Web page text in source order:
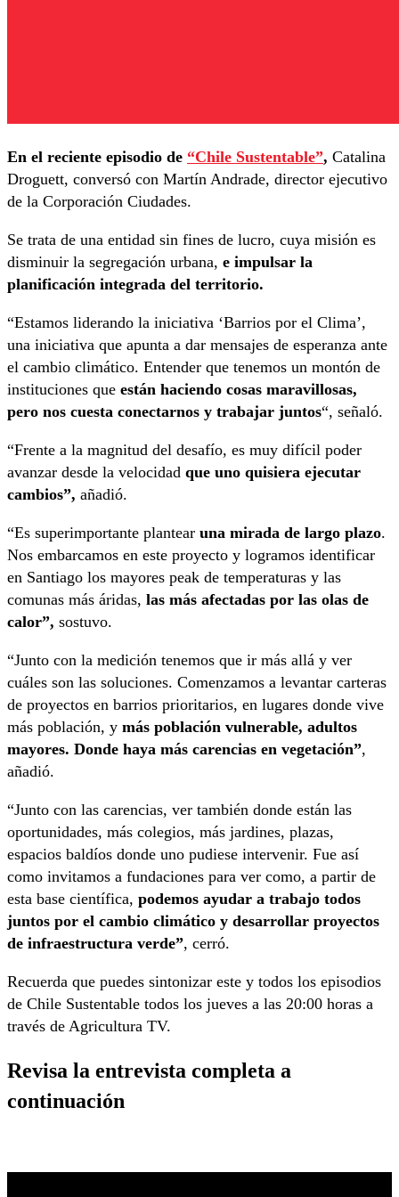
En el reciente episodio de “Chile Sustentable”, Catalina
Droguett, conversó con Martín Andrade, director ejecutivo
de la Corporación Ciudades.
Se trata de una entidad sin fines de lucro, cuya misión es
disminuir la segregación urbana, e impulsar la
planificación integrada del territorio.
“Estamos liderando la iniciativa ‘Barrios por el Clima’,
una iniciativa que apunta a dar mensajes de esperanza ante
el cambio climático. Entender que tenemos un montón de
instituciones que están haciendo cosas maravillosas,
pero nos cuesta conectarnos y trabajar juntos“, señaló.
“Frente a la magnitud del desafío, es muy difícil poder
avanzar desde la velocidad que uno quisiera ejecutar
cambios”, añadió.
“Es superimportante plantear una mirada de largo plazo.
Nos embarcamos en este proyecto y logramos identificar
en Santiago los mayores peak de temperaturas y las
comunas más áridas, las más afectadas por las olas de
calor”, sostuvo.
“Junto con la medición tenemos que ir más allá y ver
cuáles son las soluciones. Comenzamos a levantar carteras
de proyectos en barrios prioritarios, en lugares donde vive
más población, y más población vulnerable, adultos
mayores. Donde haya más carencias en vegetación”,
añadió.
“Junto con las carencias, ver también donde están las
oportunidades, más colegios, más jardines, plazas,
espacios baldíos donde uno pudiese intervenir. Fue así
como invitamos a fundaciones para ver como, a partir de
esta base científica, podemos ayudar a trabajo todos
juntos por el cambio climático y desarrollar proyectos
de infraestructura verde”, cerró.
Recuerda que puedes sintonizar este y todos los episodios
de Chile Sustentable todos los jueves a las 20:00 horas a
través de Agricultura TV.
Revisa la entrevista completa a
continuación